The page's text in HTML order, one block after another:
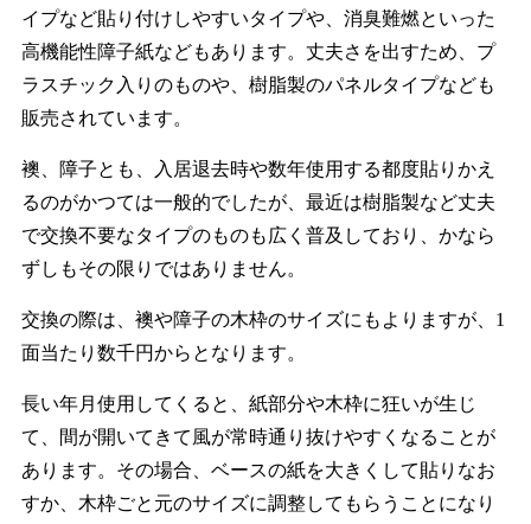
イプなど貼り付けしやすいタイプや、消臭難燃といった
高機能性障子紙などもあります。丈夫さを出すため、プ
ラスチック入りのものや、樹脂製のパネルタイプなども
販売されています。
襖、障子とも、入居退去時や数年使用する都度貼りかえ
るのがかつては一般的でしたが、最近は樹脂製など丈夫
で交換不要なタイプのものも広く普及しており、かなら
ずしもその限りではありません。
交換の際は、襖や障子の木枠のサイズにもよりますが、1
面当たり数千円からとなります。
長い年月使用してくると、紙部分や木枠に狂いが生じ
て、間が開いてきて風が常時通り抜けやすくなることが
あります。その場合、ベースの紙を大きくして貼りなお
すか、木枠ごと元のサイズに調整してもらうことになり